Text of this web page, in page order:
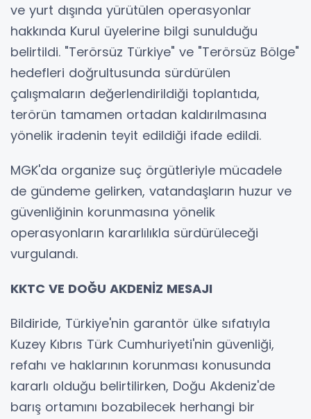
ve yurt dışında yürütülen operasyonlar
hakkında Kurul üyelerine bilgi sunulduğu
belirtildi. "Terörsüz Türkiye" ve "Terörsüz Bölge"
hedefleri doğrultusunda sürdürülen
çalışmaların değerlendirildiği toplantıda,
terörün tamamen ortadan kaldırılmasına
yönelik iradenin teyit edildiği ifade edildi.
MGK'da organize suç örgütleriyle mücadele
de gündeme gelirken, vatandaşların huzur ve
güvenliğinin korunmasına yönelik
operasyonların kararlılıkla sürdürüleceği
vurgulandı.
KKTC VE DOĞU AKDENİZ MESAJI
Bildiride, Türkiye'nin garantör ülke sıfatıyla
Kuzey Kıbrıs Türk Cumhuriyeti'nin güvenliği,
refahı ve haklarının korunması konusunda
kararlı olduğu belirtilirken, Doğu Akdeniz'de
barış ortamını bozabilecek herhangi bir